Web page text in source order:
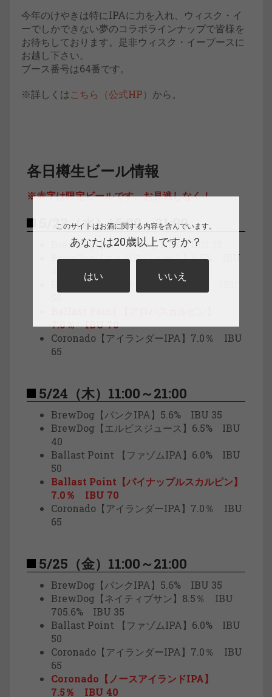
今年のけやきは特にIPAに力を入れ、ウィスク・イ
ーでしかできない夢のコラボラインナップで皆様を
お待ちしております。是非ウィスク・イーブースに
お越し下さい。
ブース番号は64番です。
※詳しくはこちら（公式HP） から。
各日樽生ビール情報
※赤字は限定ビールです。お見逃しなく！
5/23（水）16:00～21:00
BrewDog【パンクIPA】5.6% IBU 35
BrewDog【エルビスジュース】6.5% IBU
Ballast Point【ファゾムIPA】6.0% IBU
7.0％ IBU 70
Coronado【アイランダーIPA】7.0％ IBU
65
5/24（木）11:00～21:00
BrewDog【パンクIPA】5.6% IBU 35
BrewDog【エルビスジュース】6.5% IBU
40
Ballast Point 【ファゾムIPA】6.0% IBU
50
Ballast Point【パイナップルスカルピン】
7.0％ IBU 70
Coronado【アイランダーIPA】7.0％ IBU
65
5/25（金）11:00～21:00
BrewDog【パンクIPA】5.6% IBU 35
BrewDog【ネイティブサン】8.5％ IBU
705.6% IBU 35
Ballast Point 【ファゾムIPA】6.0% IBU
50
Coronado【アイランダーIPA】7.0％ IBU
65
Coronado【ノースアイランドIPA】
7.5％ IBU 40
このサイトはお酒に関する内容を含んでいます。
あなたは20歳以上ですか？
はい いいえ